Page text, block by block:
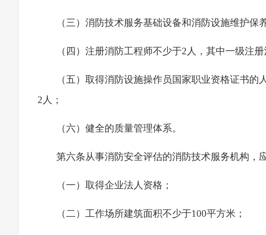
（三）消防技术服务基础设备和消防设施维护保
（四）注册消防工程师不少于2人，其中一级注
（五）取得消防设施操作员国家职业资格证书的
2人；
（六）健全的质量管理体系。
第六条从事消防安全评估的消防技术服务机构，
（一）取得企业法人资格；
（二）工作场所建筑面积不少于100平方米；